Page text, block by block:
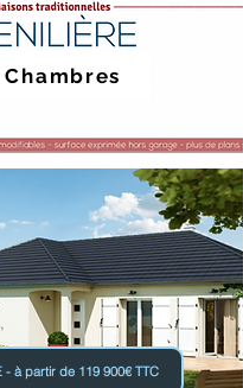
Chambres
- à partir de 119 900€ TTC